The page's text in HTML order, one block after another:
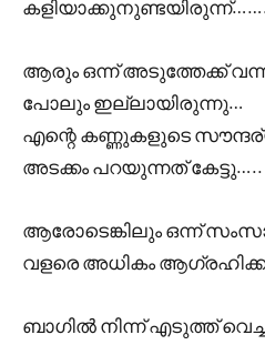
ആരും ഒന്ന് അടുത്തേക്ക്
പോലും ഇല്ലായിരുന്നു…
എന്റെ കണ്ണുകളുടെ
അടക്കം പറയുന്നത് കേട്ടു…..
ആരോടെങ്കിലും ഒന്ന്
വളരെ അധികം
ബാഗിൽ നിന്ന് എടുത്ത്